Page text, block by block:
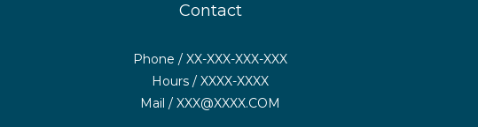
Contact
Phone / XX-XXX-XXX-XXX
Hours / XXXX-XXXX
Mail / XXX@XXXX.COM